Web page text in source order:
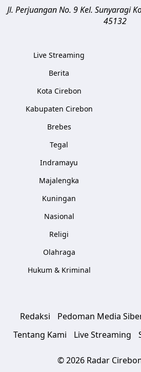
Jl. Perjuangan No. 9 Kel. Sunyaragi
45132
Live Streaming
Berita
Kota Cirebon
Kabupaten Cirebon
Brebes
Tegal
Indramayu
Majalengka
Kuningan
Nasional
Religi
Olahraga
Hukum & Kriminal
Redaksi Pedoman Media
Tentang Kami
Live Streaming
© 2026 Radar